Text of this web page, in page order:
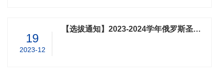
19
2023-12
【选拔通知】2023-2024学年俄罗斯圣彼得堡彼得大帝理工大学线上寒假课程项目